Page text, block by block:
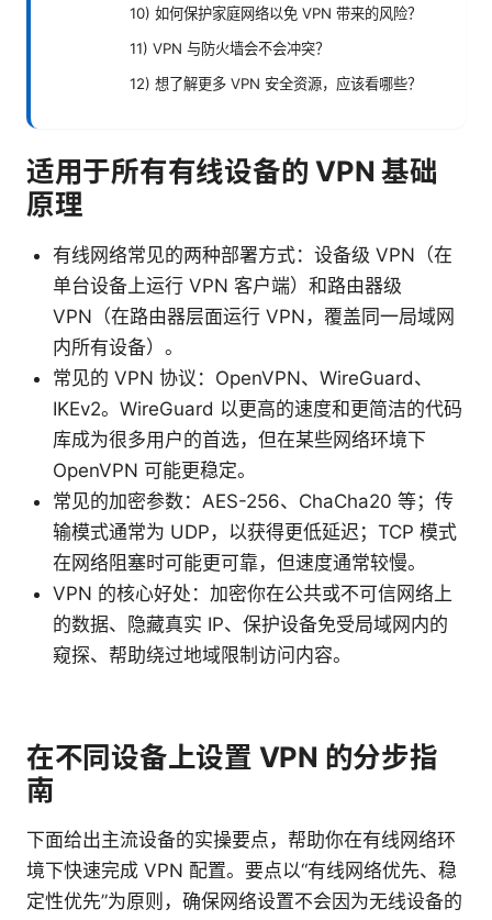
10) 如何保护家庭网络以免 VPN 带来的风险？
11) VPN 与防火墙会不会冲突？
12) 想了解更多 VPN 安全资源，应该看哪些？
适用于所有有线设备的 VPN 基础
原理
有线网络常见的两种部署方式：设备级 VPN（在
单台设备上运行 VPN 客户端）和路由器级
VPN（在路由器层面运行 VPN，覆盖同一局域网
内所有设备）。
常见的 VPN 协议：OpenVPN、WireGuard、
IKEv2。WireGuard 以更高的速度和更简洁的代码
库成为很多用户的首选，但在某些网络环境下
OpenVPN 可能更稳定。
常见的加密参数：AES-256、ChaCha20 等；传
输模式通常为 UDP，以获得更低延迟；TCP 模式
在网络阻塞时可能更可靠，但速度通常较慢。
VPN 的核心好处：加密你在公共或不可信网络上
的数据、隐藏真实 IP、保护设备免受局域网内的
窥探、帮助绕过地域限制访问内容。
在不同设备上设置 VPN 的分步指
南
下面给出主流设备的实操要点，帮助你在有线网络环
境下快速完成 VPN 配置。要点以“有线网络优先、稳
定性优先”为原则，确保网络设置不会因为无线设备的